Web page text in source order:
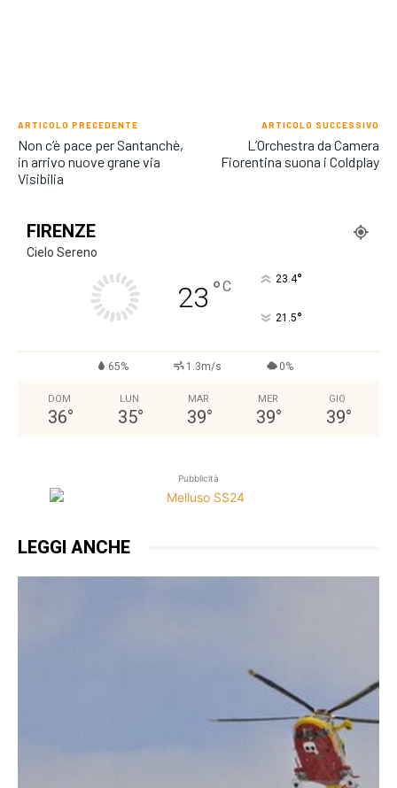
ARTICOLO PRECEDENTE
Non c’è pace per Santanchè,
in arrivo nuove grane via
Visibilia
ARTICOLO SUCCESSIVO
L’Orchestra da Camera
Fiorentina suona i Coldplay
FIRENZE
Cielo Sereno
23 °C 23.4°
21.5°
65% 1.3m/s 0%
DOM
36°
LUN
35°
MAR
39°
MER
39°
GIO
39°
Pubblicità
LEGGI ANCHE